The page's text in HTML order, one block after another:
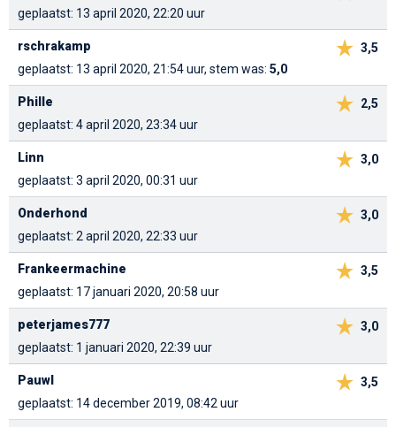
geplaatst: 13 april 2020, 22:20 uur
3,5
rschrakamp
geplaatst: 13 april 2020, 21:54 uur, stem was: 5,0
2,5
Phille
geplaatst: 4 april 2020, 23:34 uur
3,0
Linn
geplaatst: 3 april 2020, 00:31 uur
3,0
Onderhond
geplaatst: 2 april 2020, 22:33 uur
3,5
Frankeermachine
geplaatst: 17 januari 2020, 20:58 uur
3,0
peterjames777
geplaatst: 1 januari 2020, 22:39 uur
3,5
Pauwl
geplaatst: 14 december 2019, 08:42 uur